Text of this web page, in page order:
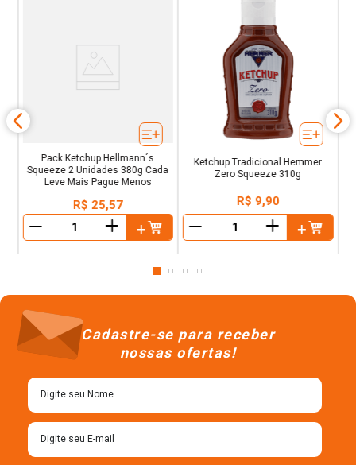
Pack Ketchup Hellmann´s
Squeeze 2 Unidades 380g Cada
Leve Mais Pague Menos
R$ 25,57
＋
Ketchup Tradicional Hemmer
Zero Squeeze 310g
R$ 9,90
＋
Cadastre-se para receber
nossas ofertas!